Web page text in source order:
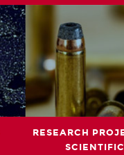
RESEARCH
SCIENTIFIC